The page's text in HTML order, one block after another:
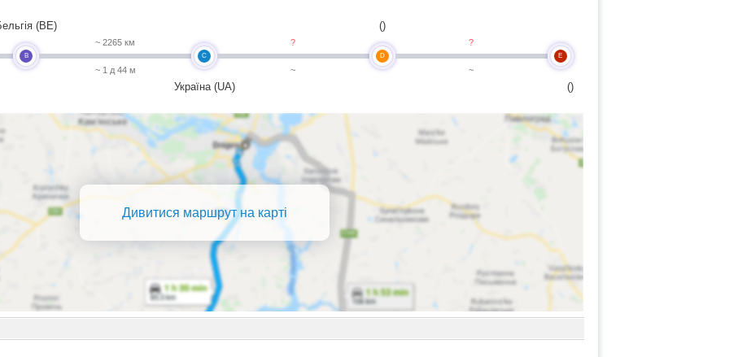
B
(BE)
~ 2265 км
~ 1 д 44 м
C
Україна (UA)
?
~
D
()
?
~
E
()
Дивитися маршрут на карті